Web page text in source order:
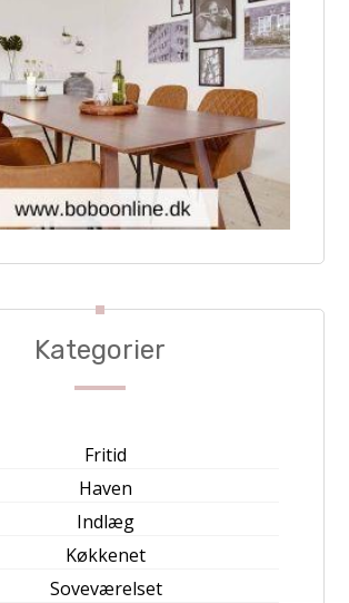
Kategorier
Fritid
Haven
Indlæg
Køkkenet
Soveværelset